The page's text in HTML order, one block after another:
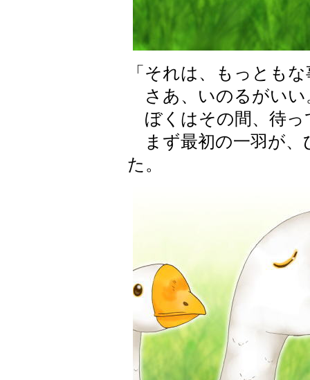
「それは、もっとも
さあ、いのるがいい
ぼくはその間、待っ
まず最初の一羽が、
た。